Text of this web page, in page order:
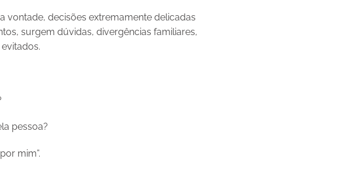
vontade, decisões extremamente delicadas
surgem dúvidas, divergências familiares,
pessoa?
mim”.